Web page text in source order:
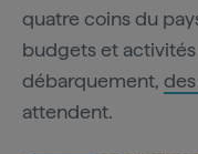
quatre coins du
budgets et activités
débarquement,
attendent.